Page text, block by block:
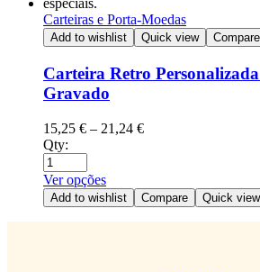
Carteiras e Porta-Moedas
Add to wishlist Quick view Compare
Carteira Retro
Gravado
15,25 € – 21,24 €
Qty:
Ver opções
Add to wishlist Compare Quick view